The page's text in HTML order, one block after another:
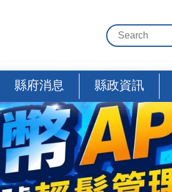
縣府消息 縣政資訊